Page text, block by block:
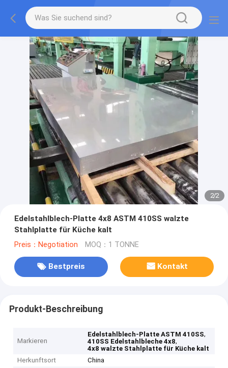
2/2
Edelstahlblech-Platte 4x8 ASTM 410SS walzte
Stahlplatte für Küche kalt
Preis：Negotiation MOQ：1 TONNE
Bestpreis Kontakt
Produkt-Beschreibung
Markieren
Edelstahlblech-Platte ASTM 410SS,
410SS Edelstahlbleche 4x8,
4x8 walzte Stahlplatte für Küche kalt
Herkunftsort
China